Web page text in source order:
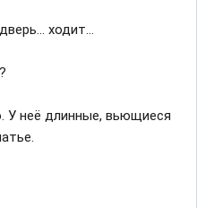
ходит…
У неё длинные, вьющиеся